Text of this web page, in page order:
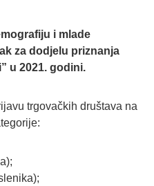
i mlade
za dodjelu priznanja
u 2021. godini.
trgovačkih društava na